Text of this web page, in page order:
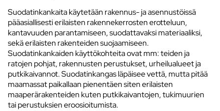
Suodatinkankaita käytetään rakennus- ja asennustöissä
pääasiallisesti erilaisten rakennekerrosten erotteluun,
kantavuuden parantamiseen, suodattavaksi materiaaliksi,
sekä erilaisten rakenteiden suojaamiseen.
Suodatinkankaiden käyttökohteita ovat mm: teiden ja
ratojen pohjat, rakennusten perustukset, urheilualueet ja
putkikaivannot. Suodatinkangas läpäisee vettä, mutta pitää
maamassat paikallaan pienentäen siten erilaisten
maaperärakenteiden kuten putkikaivantojen, tukimuurien
tai perustuksien eroosioitumista.